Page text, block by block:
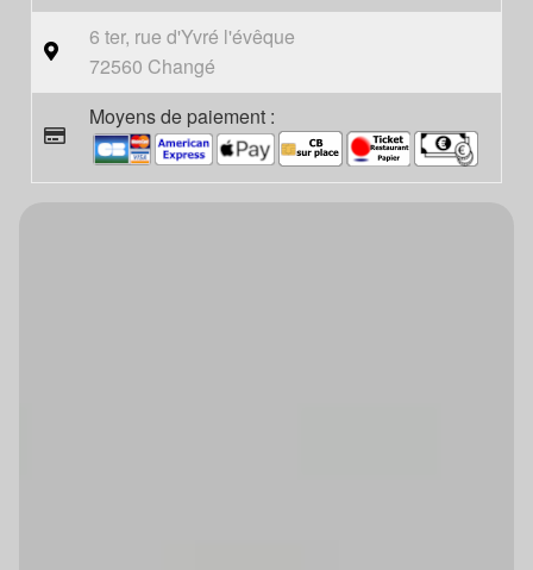
6 ter, rue d'Yvré l'évêque
72560 Changé
Moyens de paiement :